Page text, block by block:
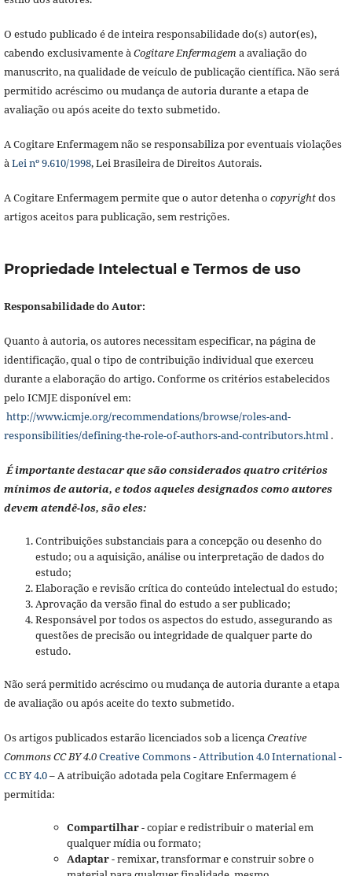
O estudo publicado é de inteira responsabilidade do(s) autor(es),
cabendo exclusivamente àCogitare Enfermagema avaliação do
manuscrito, na qualidade de veículo de publicação científica. Não será
permitido acréscimo ou mudança de autoria durante a etapa de
avaliação ou após aceite do texto submetido.
A Cogitare Enfermagem não se responsabiliza por eventuais violações
àLei nº 9.610/1998, Lei Brasileira de Direitos Autorais.
A Cogitare Enfermagem permite que o autor detenha o copyrightdos
artigos aceitos para publicação, sem restrições.
Propriedade Intelectual e Termos de uso
Responsabilidade do Autor:
Quanto à autoria, os autores necessitam especificar, na página de
identificação, qual o tipo de contribuição individual que exerceu
durante a elaboração do artigo. Conforme os critérios estabelecidos
pelo ICMJE disponível em:
http://www.icmje.org/recommendations/browse/roles-and-
responsibilities/defining-the-role-of-authors-and-contributors.html.
É importante destacar que são considerados quatro critérios
mínimos de autoria, e todos aqueles designados como autores
devem atendê-los, são eles:
Contribuições substanciais para a concepção ou desenho do
estudo; ou a aquisição, análise ou interpretação de dados do
estudo;
Elaboração e revisão crítica do conteúdo intelectual do estudo;
Aprovação da versão final do estudo a ser publicado;
Responsável por todos os aspectos do estudo, assegurando as
questões de precisão ou integridade de qualquer parte do
estudo.
Não será permitido acréscimo ou mudança de autoria durante a etapa
de avaliação ou após aceite do texto submetido.
Os artigos publicados estarão licenciados sob a licençaCreative
Commons CC BY 4.0Creative Commons - Attribution 4.0 International -
CC BY 4.0– A atribuição adotada pela Cogitare Enfermagem é
permitida:
Compartilhar- copiar e redistribuir o material em
qualquer mídia ou formato;
Adaptar- remixar, transformar e construir sobre o